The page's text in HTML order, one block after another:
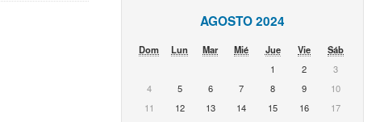
AGOSTO 2024
Dom Lun Mar Mié Jue Vie
Sáb
1
2
3
4
5 6 7 8 9
10
11
12 13 14 15 16
17